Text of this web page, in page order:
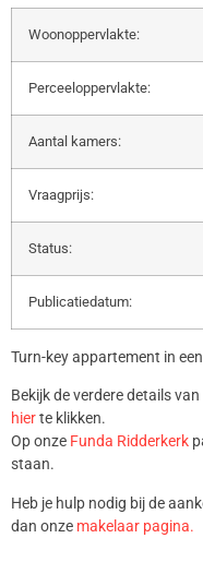
Woonoppervlakte:
Perceeloppervlakte:
Aantal kamers:
Vraagprijs:
Status:
Publicatiedatum:
Turn-key appartement in
Bekijk de verdere details
hierte klikken.
Op onze Funda Ridderkerk
staan.
Heb je hulp nodig bij de
dan onze makelaar pagina.